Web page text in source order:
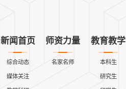
新闻首页
综合动态
媒体关注
师资力量
名家名师
教育教学
本科生
研究生